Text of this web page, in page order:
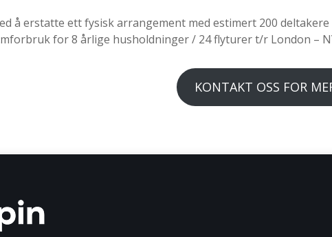
å erstatte ett fysisk arrangement med estimert 200
for 8 årlige husholdninger / 24 flyturer t/r London –
KONTAKT OSS FOR